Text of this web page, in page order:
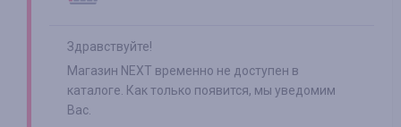
Здравствуйте!
Магазин NEXT временно не доступен в
каталоге. Как только появится, мы уведомим
Вас.